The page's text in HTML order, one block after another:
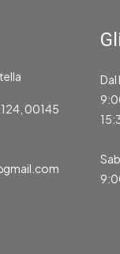
124, 00145
Dal